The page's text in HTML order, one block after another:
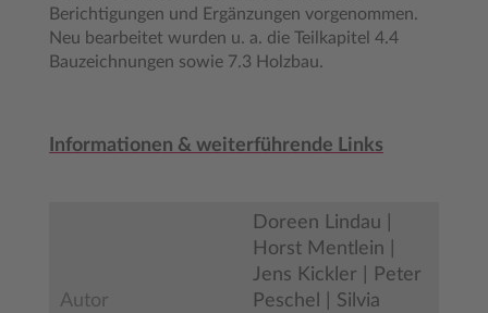
Berichtigungen und Ergänzungen vorgenommen.
Neu bearbeitet wurden u. a. die Teilkapitel 4.4
Bauzeichnungen sowie 7.3 Holzbau.
Informationen & weiterführende Links
Autor
Doreen Lindau |
Horst Mentlein |
Jens Kickler | Peter
Peschel | Silvia